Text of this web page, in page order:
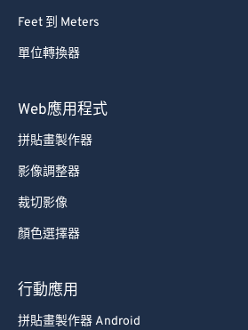
Feet 到 Meters
單位轉換器
Web應用程式
拼貼畫製作器
影像調整器
裁切影像
顏色選擇器
行動應用
拼貼畫製作器 Android